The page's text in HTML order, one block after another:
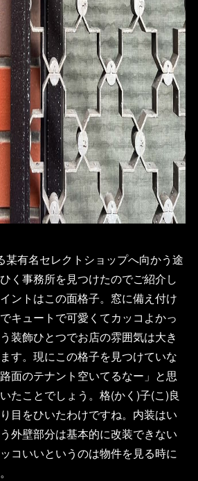
某有名セレクトショップへ向かう途
く事務所を見つけたのでご紹介し
ントはこの面格子。窓に備え付け
キュートで可愛くてカッコよかっ
装飾ひとつでお店の雰囲気は大き
す。現にこの格子を見つけていな
面のテナント空いてるなー」と思
たことでしょう。格(かく)子(こ)良
目をひいたわけですね。内装はい
外壁部分は基本的に改装できない
コいいというのは物件を見る時に